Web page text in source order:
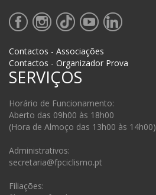
Contactos - Associações
Contactos - Organizador Prova
SERVIÇOS
Horário de Funcionamento:
Aberto das 09h00 às 18h00
(Hora de Almoço das 13h00 às 14h00)
Administrativos:
secretaria@fpciclismo.pt
Filiações: